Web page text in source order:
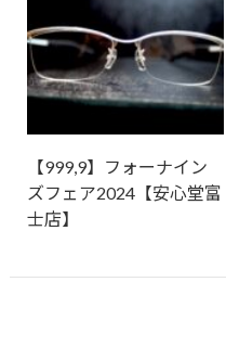
【999,9】フォーナイン
ズフェア2024【安心堂富
士店】